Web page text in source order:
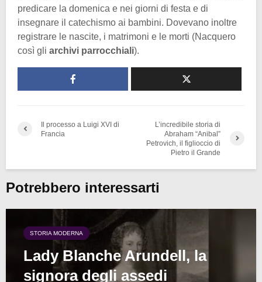
predicare la domenica e nei giorni di festa e di
insegnare il catechismo ai bambini. Dovevano inoltre
registrare le nascite, i matrimoni e le morti (Nacquero
così gli archivi parrocchiali).
Il processo a Luigi XVI di
Francia
L’incredibile storia di
Abraham “Anibal”
Petrovich, il figlioccio di
Pietro il Grande
Potrebbero interessarti
STORIA MODERNA
Lady Blanche Arundell, la
signora degli assedi